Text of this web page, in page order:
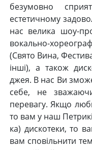
безумовно
естетичному
нас велика шоу-
вокально-
(Свято Вина,
інші), а також
джея. В нас Ви
себе, не
перевагу. Якщо
то вам у наш
ка) дискотеки, то
вам сповільнити